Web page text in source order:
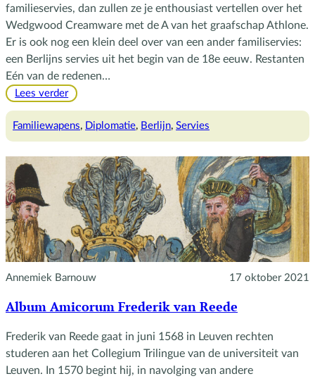
familieservies, dan zullen ze je enthousiast vertellen over het
Wedgwood Creamware met de A van het graafschap Athlone.
Er is ook nog een klein deel over van een ander familiservies:
een Berlijns servies uit het begin van de 18e eeuw. Restanten
Eén van de redenen…
Lees verder:
uit
Familiewapens, Diplomatie, Berlijn, Servies
Annemiek Barnouw 17 oktober 2021
Album Amicorum Frederik van Reede
Frederik van Reede gaat in juni 1568 in Leuven rechten
studeren aan het Collegium Trilingue van de universiteit van
Leuven. In 1570 begint hij, in navolging van andere